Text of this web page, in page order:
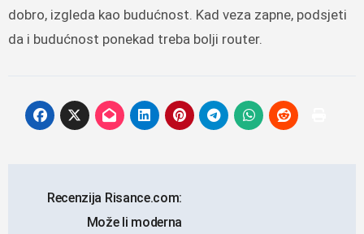
dobro, izgleda kao budućnost. Kad veza zapne, podsjeti
da i budućnost ponekad treba bolji router.
Recenzija Risance.com:
Može li moderna